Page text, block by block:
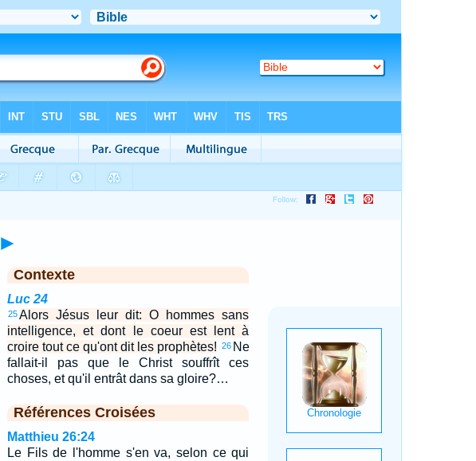
►
Contexte
Luc 24
25Alors Jésus leur dit: O hommes sans
intelligence, et dont le coeur est lent à
croire tout ce qu'ont dit les prophètes! 26 Ne
fallait-il pas que le Christ souffrît ces
choses, et qu'il entrât dans sa gloire?…
Références Croisées
Matthieu 26:24
Le Fils de l'homme s'en va, selon ce qui